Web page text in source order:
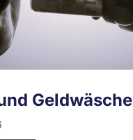
Geldwäsche